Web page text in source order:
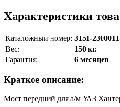
Характеристики
Каталожный номер: 3151-
Вес:
150 кг.
Гарантия:
6 месяцев
Краткое описание:
Мост передний для а/м УАЗ